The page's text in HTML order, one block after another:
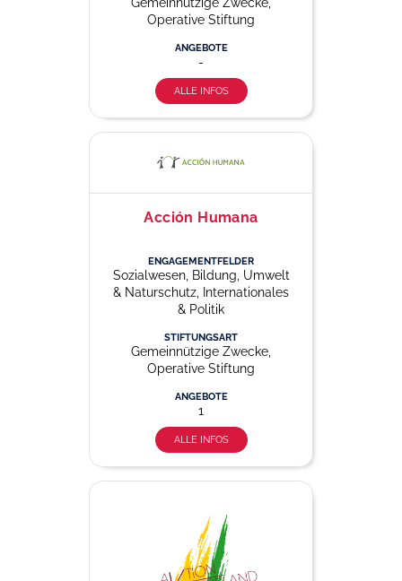
Operative Stiftung
ANGEBOTE
-
ALLE INFOS
Acción Humana
ENGAGEMENTFELDER
Sozialwesen, Bildung, Umwelt
& Naturschutz, Internationales
& Politik
STIFTUNGSART
Gemeinnützige Zwecke,
Operative Stiftung
ANGEBOTE
1
ALLE INFOS